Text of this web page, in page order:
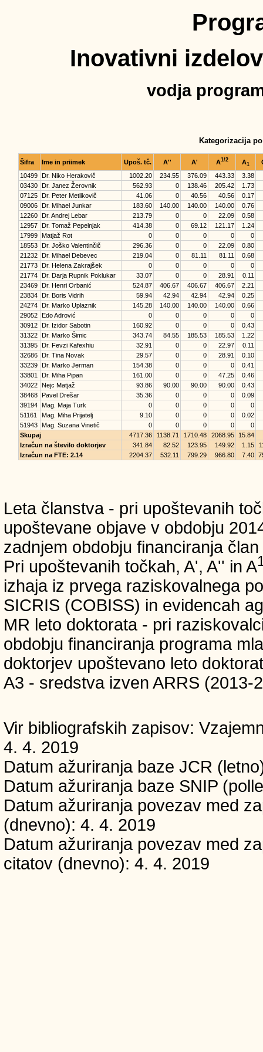
Inovativni
vodja
Kategorizacija
Šifra Ime in priimek Upoš. tč. A'' A' A1/2 A1
10499 Dr. Niko Herakovič 1002.20 234.55 376.09 443.33
3.38
03430 Dr. Janez Žerovnik 562.93 0 138.46 205.42
1.73
07125 Dr. Peter Metlikovič 41.06 0 40.56 40.56
0.17
09006 Dr. Mihael Junkar 183.60 140.00 140.00 140.00
0.76
12260 Dr. Andrej Lebar 213.79 0 0 22.09
0.58
12957 Dr. Tomaž Pepelnjak 414.38 0 69.12 121.17
1.24
17999 Matjaž Rot 0 0 0 0
0
18553 Dr. Joško Valentinčič 296.36 0 0 22.09
0.80
21232 Dr. Mihael Debevec 219.04 0 81.11 81.11
0.68
21773 Dr. Helena Zakrajšek 0 0 0 0
0
21774 Dr. Darja Rupnik Poklukar 33.07 0 0 28.91
0.11
23469 Dr. Henri Orbanić 524.87 406.67 406.67 406.67
2.21
23834 Dr. Boris Vidrih 59.94 42.94 42.94 42.94
0.25
24274 Dr. Marko Uplaznik 145.28 140.00 140.00 140.00
0.66
29052 Edo Adrović 0 0 0 0
0
30912 Dr. Izidor Sabotin 160.92 0 0 0
0.43
31322 Dr. Marko Šimic 343.74 84.55 185.53 185.53
1.22
31395 Dr. Fevzi Kafexhiu 32.91 0 0 22.97
0.11
32686 Dr. Tina Novak 29.57 0 0 28.91
0.10
33239 Dr. Marko Jerman 154.38 0 0 0
0.41
33801
Dr. Miha Pipan 161.00 0 0 47.25
0.46
34022 Nejc Matjaž 93.86 90.00 90.00 90.00
0.43
38468 Pavel Drešar 35.36 0 0 0
0.09
39194 Mag. Maja Turk 0 0 0 0
0
51161
Mag. Miha Prijatelj 9.10 0 0 0
0.02
51943 Mag. Suzana Vinetič 0 0 0 0
0
Skupaj
4717.36 1138.71 1710.48 2068.95
15.84
Izračun na število doktorjev
341.84 82.52 123.95 149.92 1.15
Izračun na FTE: 2.14
2204.37 532.11 799.29 966.80 7.40
Leta članstva - pri upoštevanih
upoštevane objave v obdobju
zadnjem obdobju financiranja
Pri upoštevanih točkah, A', A'' in A
izhaja iz prvega raziskovalnega
SICRIS (COBISS) in evidencah
MR leto doktorata - pri
obdobju financiranja programa
doktorjev upoštevano leto
A3 - sredstva izven ARRS (2013-
Vir bibliografskih zapisov:
4. 4. 2019
Datum ažuriranja baze JCR
Datum ažuriranja baze SNIP
Datum ažuriranja povezav med
(dnevno): 4. 4. 2019
Datum ažuriranja povezav med
citatov (dnevno): 4. 4. 2019